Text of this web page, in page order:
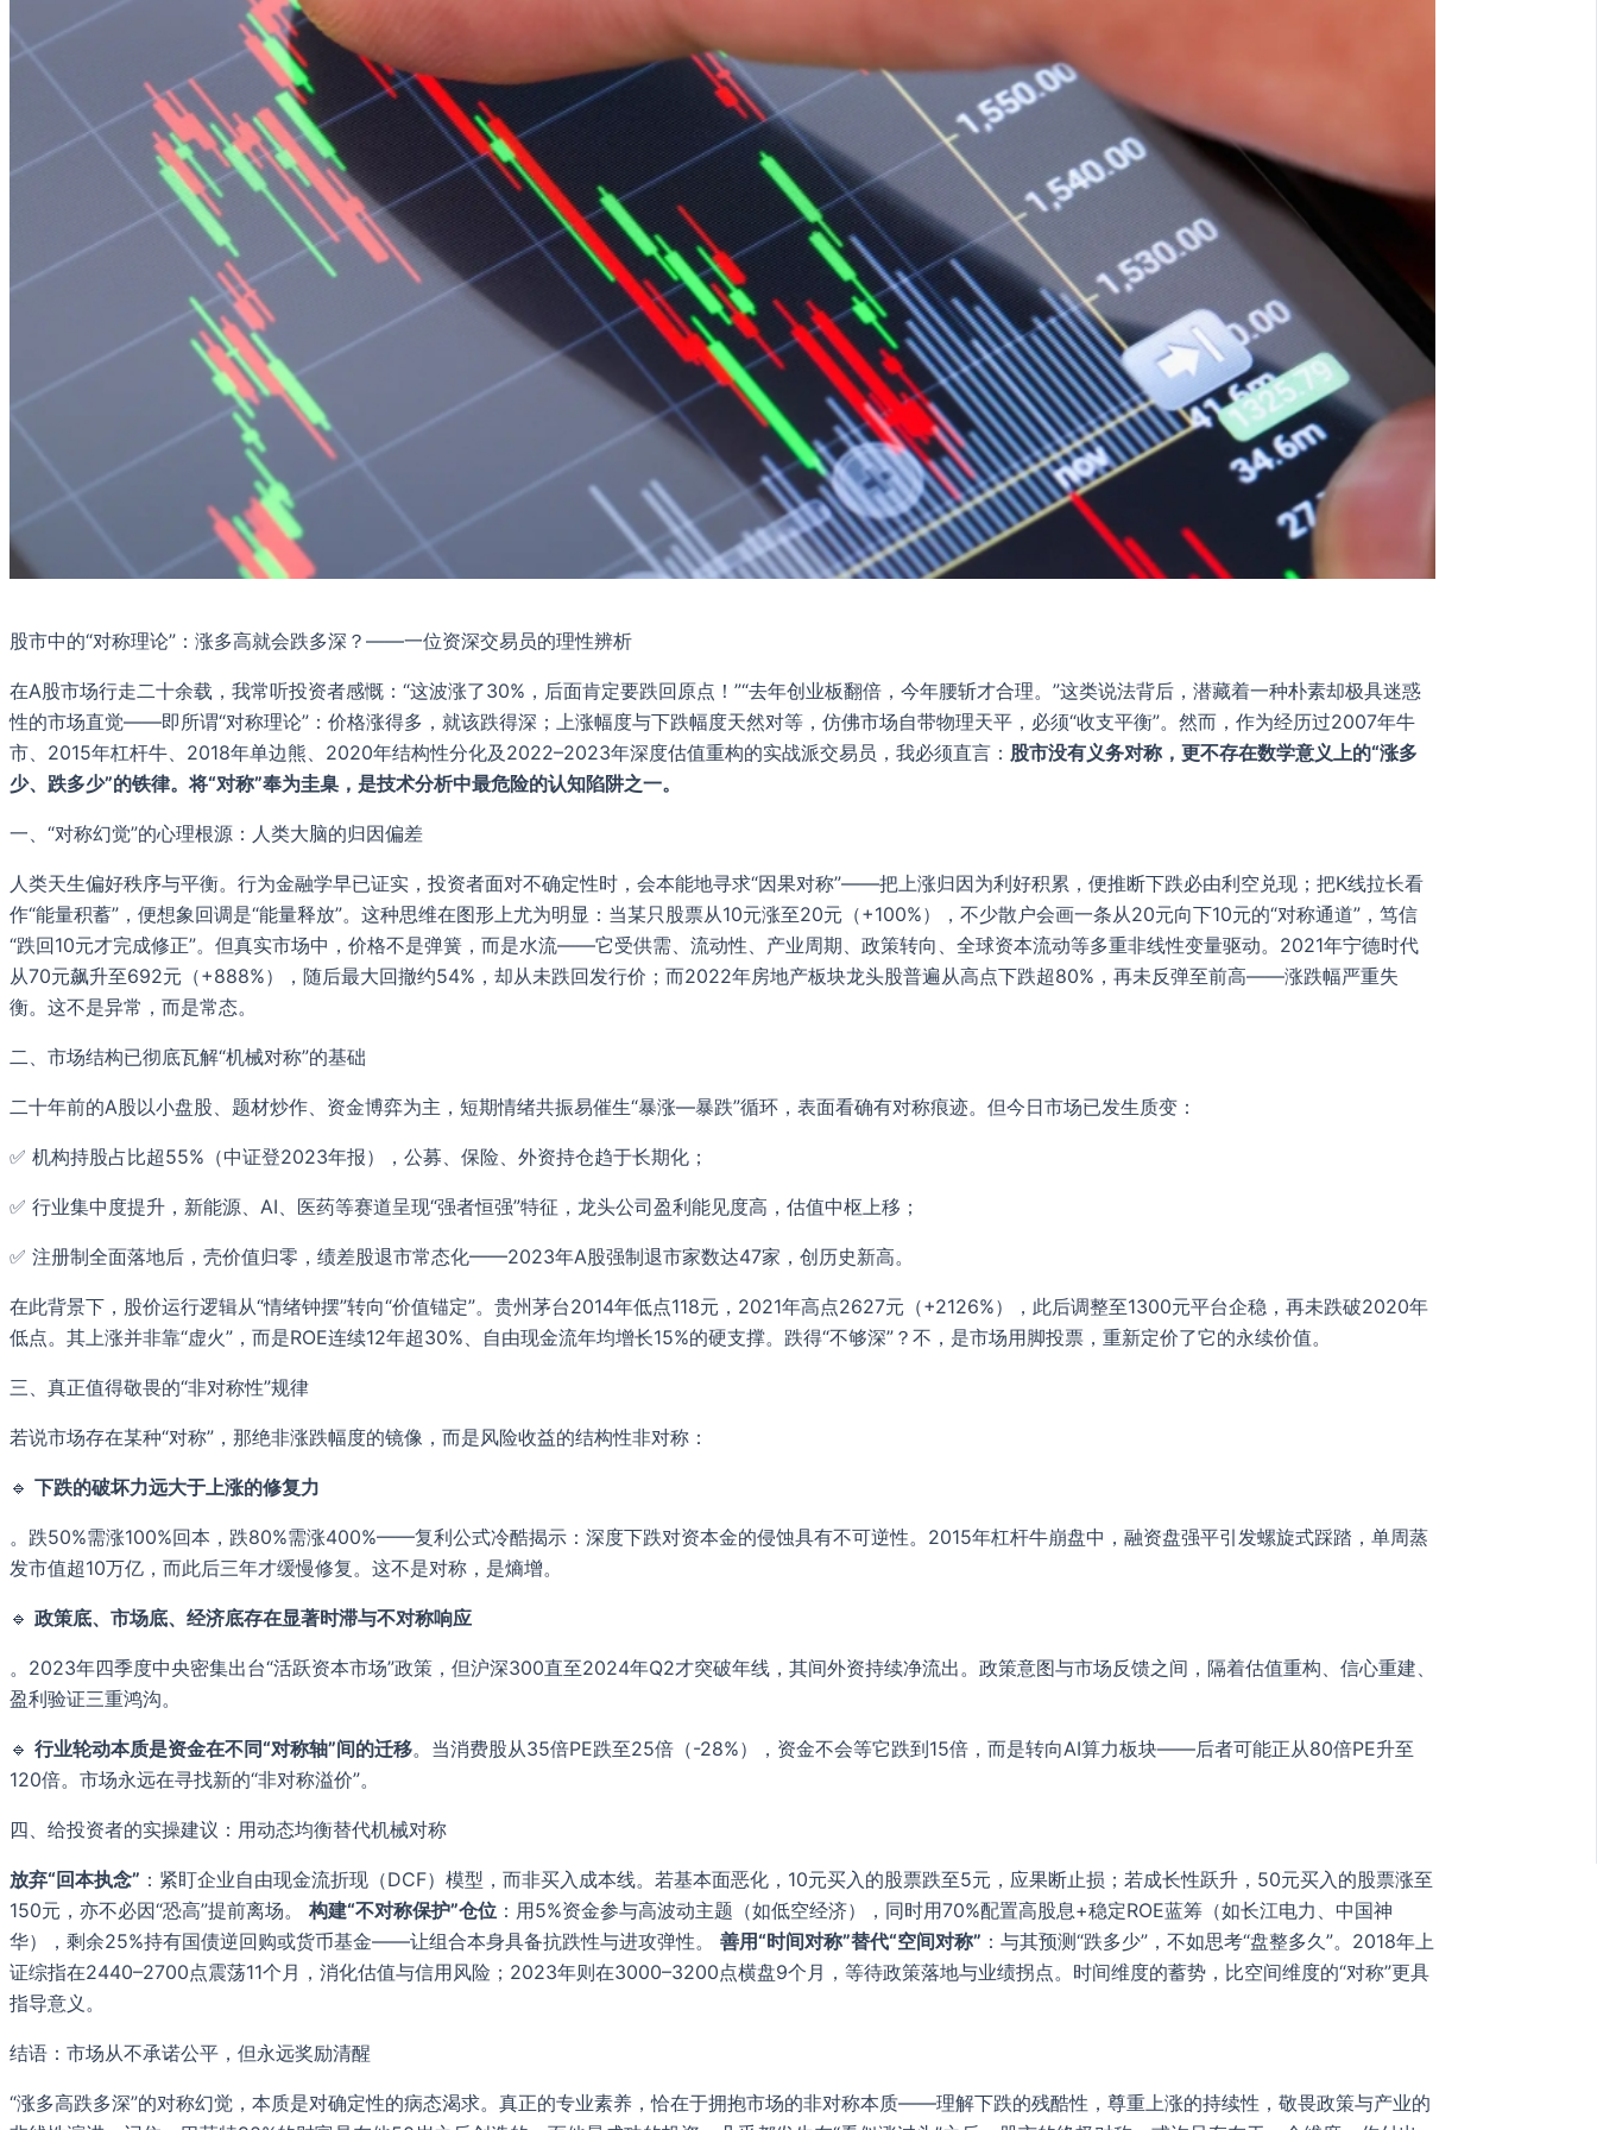
股市中的“对称理论”：涨多高就会跌多深？——一位资深交易员的理性辨析
在A股市场行走二十余载，我常听投资者感慨：“这波涨了30%，后面肯定要跌回原点！”“去年创业板翻倍，今年腰斩才合理。”这类说法背后，潜藏着一种朴素却极具迷惑
性的市场直觉——即所谓“对称理论”：价格涨得多，就该跌得深；上涨幅度与下跌幅度天然对等，仿佛市场自带物理天平，必须“收支平衡”。然而，作为经历过2007年牛
市、2015年杠杆牛、2018年单边熊、2020年结构性分化及2022–2023年深度估值重构的实战派交易员，我必须直言： 股市没有义务对称，更不存在数学意义上的“涨多
少、跌多少”的铁律。将“对称”奉为圭臬，是技术分析中最危险的认知陷阱之一。
一、“对称幻觉”的心理根源：人类大脑的归因偏差
人类天生偏好秩序与平衡。行为金融学早已证实，投资者面对不确定性时，会本能地寻求“因果对称”——把上涨归因为利好积累，便推断下跌必由利空兑现；把K线拉长看
作“能量积蓄”，便想象回调是“能量释放”。这种思维在图形上尤为明显：当某只股票从10元涨至20元（+100%），不少散户会画一条从20元向下10元的“对称通道”，笃信
“跌回10元才完成修正”。但真实市场中，价格不是弹簧，而是水流——它受供需、流动性、产业周期、政策转向、全球资本流动等多重非线性变量驱动。2021年宁德时代
从70元飙升至692元（+888%），随后最大回撤约54%，却从未跌回发行价；而2022年房地产板块龙头股普遍从高点下跌超80%，再未反弹至前高——涨跌幅严重失
衡。这不是异常，而是常态。
二、市场结构已彻底瓦解“机械对称”的基础
二十年前的A股以小盘股、题材炒作、资金博弈为主，短期情绪共振易催生“暴涨—暴跌”循环，表面看确有对称痕迹。但今日市场已发生质变：
✅ 机构持股占比超55%（中证登2023年报），公募、保险、外资持仓趋于长期化；
✅ 行业集中度提升，新能源、AI、医药等赛道呈现“强者恒强”特征，龙头公司盈利能见度高，估值中枢上移；
✅ 注册制全面落地后，壳价值归零，绩差股退市常态化——2023年A股强制退市家数达47家，创历史新高。
在此背景下，股价运行逻辑从“情绪钟摆”转向“价值锚定”。贵州茅台2014年低点118元，2021年高点2627元（+2126%），此后调整至1300元平台企稳，再未跌破2020年
低点。其上涨并非靠“虚火”，而是ROE连续12年超30%、自由现金流年均增长15%的硬支撑。跌得“不够深”？不，是市场用脚投票，重新定价了它的永续价值。
三、真正值得敬畏的“非对称性”规律
若说市场存在某种“对称”，那绝非涨跌幅度的镜像，而是风险收益的结构性非对称：
🔹 下跌的破坏力远大于上涨的修复力
。跌50%需涨100%回本，跌80%需涨400%——复利公式冷酷揭示：深度下跌对资本金的侵蚀具有不可逆性。2015年杠杆牛崩盘中，融资盘强平引发螺旋式踩踏，单周蒸
发市值超10万亿，而此后三年才缓慢修复。这不是对称，是熵增。
🔹 政策底、市场底、经济底存在显著时滞与不对称响应
。2023年四季度中央密集出台“活跃资本市场”政策，但沪深300直至2024年Q2才突破年线，其间外资持续净流出。政策意图与市场反馈之间，隔着估值重构、信心重建、
盈利验证三重鸿沟。
🔹 行业轮动本质是资金在不同“对称轴”间的迁移。当消费股从35倍PE跌至25倍（-28%），资金不会等它跌到15倍，而是转向AI算力板块——后者可能正从80倍PE升至
120倍。市场永远在寻找新的“非对称溢价”。
四、给投资者的实操建议：用动态均衡替代机械对称
放弃“回本执念” ：紧盯企业自由现金流折现（DCF）模型，而非买入成本线。若基本面恶化，10元买入的股票跌至5元，应果断止损；若成长性跃升，50元买入的股票涨至
150元，亦不必因“恐高”提前离场。 构建“不对称保护”仓位 ：用5%资金参与高波动主题（如低空经济），同时用70%配置高股息+稳定ROE蓝筹（如长江电力、中国神
华），剩余25%持有国债逆回购或货币基金——让组合本身具备抗跌性与进攻弹性。 善用“时间对称”替代“空间对称” ：与其预测“跌多少”，不如思考“盘整多久”。2018年上
证综指在2440–2700点震荡11个月，消化估值与信用风险；2023年则在3000–3200点横盘9个月，等待政策落地与业绩拐点。时间维度的蓄势，比空间维度的“对称”更具
指导意义。
结语：市场从不承诺公平，但永远奖励清醒
“涨多高跌多深”的对称幻觉，本质是对确定性的病态渴求。真正的专业素养，恰在于拥抱市场的非对称本质——理解下跌的残酷性，尊重上涨的持续性，敬畏政策与产业的